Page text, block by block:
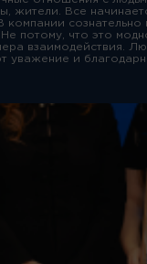
жители. Все
сознательно
Не потому, что это
взаимодействия.
уважение и